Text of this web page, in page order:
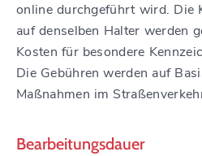
online durchgeführt wird. Die
auf denselben Halter werden
Kosten für besondere
Die Gebühren werden auf
Maßnahmen im
Bearbeitungsdauer